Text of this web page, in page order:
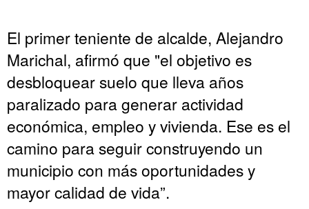
El primer teniente de alcalde, Alejandro
Marichal, afirmó que "el objetivo es
desbloquear suelo que lleva años
paralizado para generar actividad
económica, empleo y vivienda. Ese es el
camino para seguir construyendo un
municipio con más oportunidades y
mayor calidad de vida”.